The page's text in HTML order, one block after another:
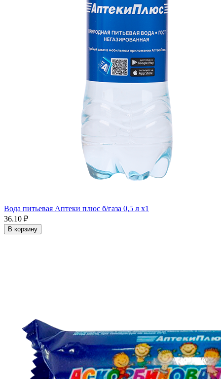
Вода питьевая Аптеки плюс б/газа 0,5 л x1
36.10 ₽
В корзину